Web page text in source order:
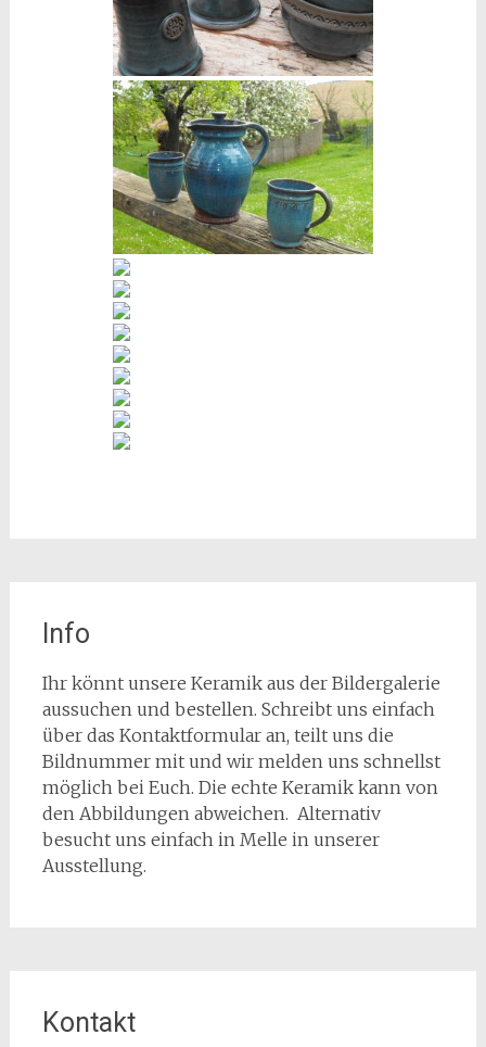
Info
Ihr könnt unsere Keramik aus der Bildergalerie
aussuchen und bestellen. Schreibt uns einfach
über das Kontaktformular an, teilt uns die
Bildnummer mit und wir melden uns schnellst
möglich bei Euch. Die echte Keramik kann von
den Abbildungen abweichen. Alternativ
besucht uns einfach in Melle in unserer
Ausstellung.
Kontakt